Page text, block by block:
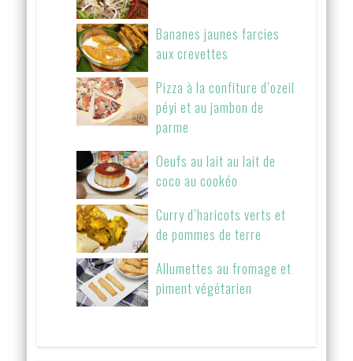
Bananes jaunes farcies
aux crevettes
Pizza à la confiture d’ozeil
péyi et au jambon de
parme
Oeufs au lait au lait de
coco au cookéo
Curry d’haricots verts et
de pommes de terre
Allumettes au fromage et
piment végétarien